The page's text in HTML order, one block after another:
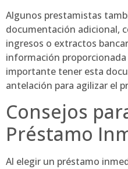
Algunos prestamistas
documentación adicional,
ingresos o extractos
información proporcionada
importante tener esta
antelación para agilizar el
Consejos
Préstamo
Al elegir un préstamo